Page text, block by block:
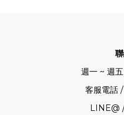
週一 ~ 週
客服電話
LINE@